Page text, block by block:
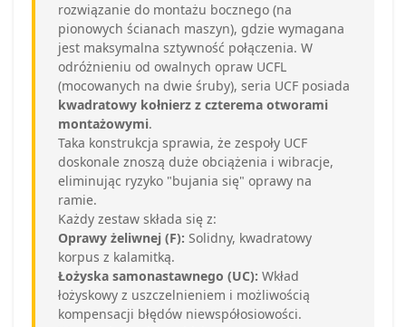
rozwiązanie do montażu bocznego (na
pionowych ścianach maszyn), gdzie wymagana
jest maksymalna sztywność połączenia. W
odróżnieniu od owalnych opraw UCFL
(mocowanych na dwie śruby), seria UCF posiada
kwadratowy kołnierz z czterema otworami
montażowymi.
Taka konstrukcja sprawia, że zespoły UCF
doskonale znoszą duże obciążenia i wibracje,
eliminując ryzyko "bujania się" oprawy na
ramie.
Każdy zestaw składa się z:
Oprawy żeliwnej (F): Solidny, kwadratowy
korpus z kalamitką.
Łożyska samonastawnego (UC): Wkład
łożyskowy z uszczelnieniem i możliwością
kompensacji błędów niewspółosiowości.